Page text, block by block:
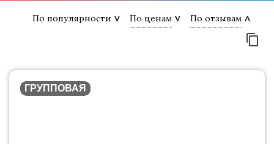
По популярности По ценам По отзывам
ГРУППОВАЯ